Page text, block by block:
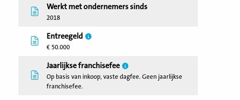
Werkt met ondernemers sinds
2018
Entreegeld
€ 50.000
Jaarlijkse franchisefee
Op basis van inkoop, vaste dagfee. Geen jaarlijkse
franchisefee.